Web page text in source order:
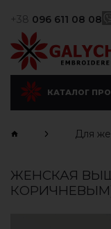
+38 096 611 08 08
КАТАЛОГ
Для
ЖЕНСКАЯ